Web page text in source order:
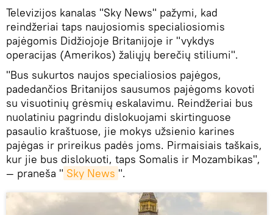
Televizijos kanalas "Sky News" pažymi, kad
reindžeriai taps naujosiomis specialiosiomis
pajėgomis Didžiojoje Britanijoje ir "vykdys
operacijas (Amerikos) žaliųjų berečių stiliumi".
"Bus sukurtos naujos specialiosios pajėgos,
padedančios Britanijos sausumos pajėgoms kovoti
su visuotinių grėsmių eskalavimu. Reindžeriai bus
nuolatiniu pagrindu dislokuojami skirtinguose
pasaulio kraštuose, jie mokys užsienio karines
pajėgas ir prireikus padės joms. Pirmaisiais taškais,
kur jie bus dislokuoti, taps Somalis ir Mozambikas",
— praneša " Sky News ".